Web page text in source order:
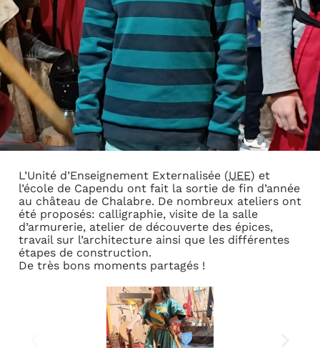
L’Unité d’Enseignement Externalisée (UEE) et
l’école de Capendu ont fait la sortie de fin d’année
au château de Chalabre. De nombreux ateliers ont
été proposés: calligraphie, visite de la salle
d’armurerie, atelier de découverte des épices,
travail sur l’architecture ainsi que les différentes
étapes de construction.
De très bons moments partagés !